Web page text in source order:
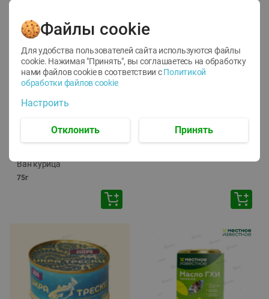
12
1.05 руб./
руб./шт
Корм влаж. для кош. с
Ван курица
75г
ТОФУ Vegetus ТВЕРДЫЙ
Файлы cookie
Для удобства пользователей сайта используются файлы
cookie. Нажимая "Принять", вы соглашаетесь на обработку
нами файлов cookie в соответствии с Политикой
обработки файлов cookie
Настроить
Отклонить Принять